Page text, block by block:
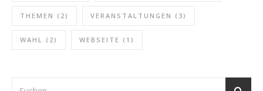
THEMEN (2) VERANSTALTUNGEN (3)
WAHL (2) WEBSEITE (1)